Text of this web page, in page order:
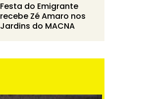
Festa do Emigrante
recebe Zé Amaro nos
Jardins do MACNA